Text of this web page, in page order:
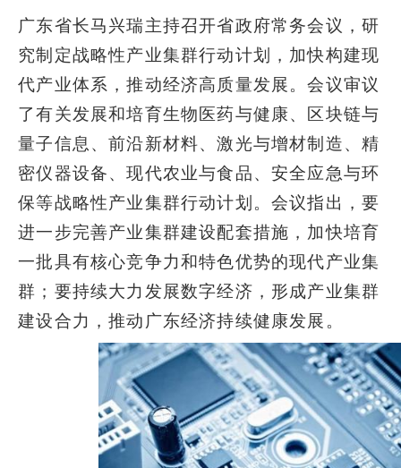
广东省长马兴瑞主持召开省政府常务会议，研
究制定战略性产业集群行动计划，加快构建现
代产业体系，推动经济高质量发展。会议审议
了有关发展和培育生物医药与健康、区块链与
量子信息、前沿新材料、激光与增材制造、精
密仪器设备、现代农业与食品、安全应急与环
保等战略性产业集群行动计划。会议指出，要
进一步完善产业集群建设配套措施，加快培育
一批具有核心竞争力和特色优势的现代产业集
群；要持续大力发展数字经济，形成产业集群
建设合力，推动广东经济持续健康发展。